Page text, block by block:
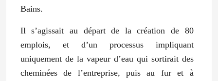
Bains.
Il s’agissait au départ de la création de 80
emplois, et d’un processus impliquant
uniquement de la vapeur d’eau qui sortirait des
cheminées de l’entreprise, puis au fur et à